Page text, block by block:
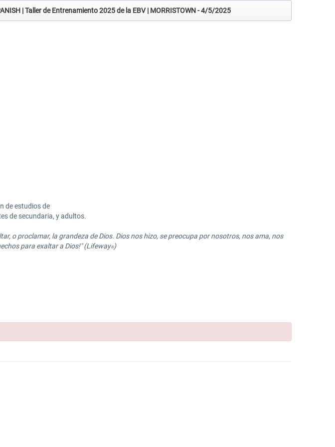
| Taller de Entrenamiento 2025 de la EBV | MORRISTOWN - 4/5/2025
de estudios de
de secundaria, y adultos.
o proclamar, la grandeza de Dios. Dios nos hizo, se preocupa por nosotros, nos ama, nos
para exaltar a Dios!" (Lifeway®)